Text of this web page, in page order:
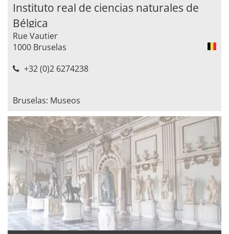
Instituto real de ciencias naturales de
Bélgica
Rue Vautier
1000 Bruselas
+32 (0)2 6274238
Bruselas: Museos